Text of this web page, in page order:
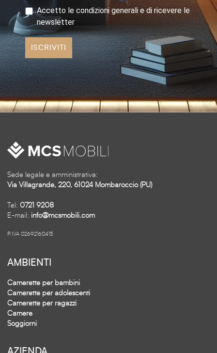
Accetto le condizioni generali e di ricevere le
newsletter
ISCRIVITI
Sede legale e amministrativa:
Via Villagrande, 220, 61024 Mombaroccio (PU)
Tel: 0721 9208
E-mail: info@mcsmobili.com
P.IVA 02692160415
AMBIENTI
Camerette per bambini
Camerette per adolescenti
Camerette per ragazzi
Camere
Soggiorni